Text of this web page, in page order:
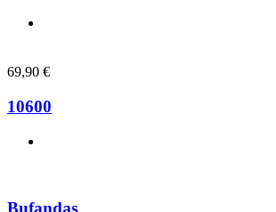
69,90 €
10600
Bufandas